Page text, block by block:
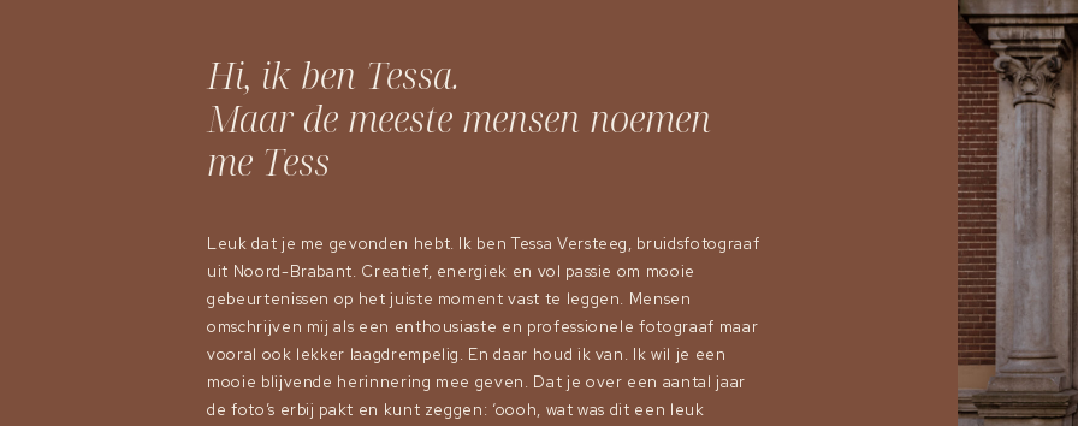
Leuk dat je me gevonden hebt. Ik ben Tessa Versteeg, bruidsfotograaf
uit Noord-Brabant. Creatief, energiek en vol passie om mooie
gebeurtenissen op het juiste moment vast te leggen. Mensen
omschrijven mij als een enthousiaste en professionele fotograaf maar
vooral ook lekker laagdrempelig. En daar houd ik van. Ik wil je een
mooie blijvende herinnering mee geven. Dat je over een aantal jaar
de foto’s erbij pakt en kunt zeggen: ‘oooh, wat was dit een leuk
Hi, ik ben Tessa.
Maar de meeste mensen noemen
me Tess